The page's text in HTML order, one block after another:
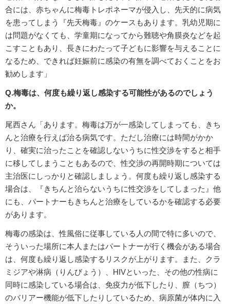
合には、赤ちゃんに梅毒トレポネーマが侵入し、先天的に病気
を患ってしまう『先天梅毒』のケースもあります。乳幼児期に
は問題がなくても、学童期になってから難聴や角膜炎などを起
こすこともあり、長きにわたって子どもに影響を与えることに
なるため、できれば妊娠前に感染の有無を調べておくことをお
勧めします」
Q.梅毒は、何度も繰り返し感染する可能性があるのでしょう
か。
尾西さん「あります。梅毒は万が一感染してしまっても、きち
んと治療を行えば治る病気です。ただし治療には時間がかか
り、確実に治ったことを確認しないうちに性交渉をすると相手
に移してしまうこともあるので、性交渉の再開時期については
主治医にしっかりと確認しましょう。何度も繰り返し感染する
場合は、『きちんと治らないうちに性交渉をしてしまった』他
にも、パートナーもきちんと治療をしているかを確認する必要
があります。
梅毒の感染は、性風俗に従事している人の間で特に多いので、
そういった場所に本人またはパートナーが行く機会がある場合
は、何度も繰り返し感染するリスクが上がります。また、クラ
ミジアや淋病（りんびょう）、HIVといった、その他の性病に
同時に感染している場合は、免疫力が低下したり、膣（ちつ）
のバリアー機能が低下したりしているため、病原菌が体内に入